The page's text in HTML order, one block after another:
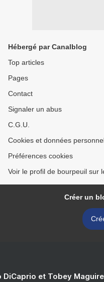
Hébergé par Canalblog
Top articles
Pages
Contact
Signaler un abus
C.G.U.
Cookies et données
Préférences cookies
Voir le profil de bourpeuil sur
Créer un
DiCaprio et Tobey